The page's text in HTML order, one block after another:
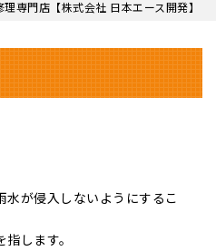
専門店【株式会社 日本エース開発】
が侵入しないようにするこ
します。